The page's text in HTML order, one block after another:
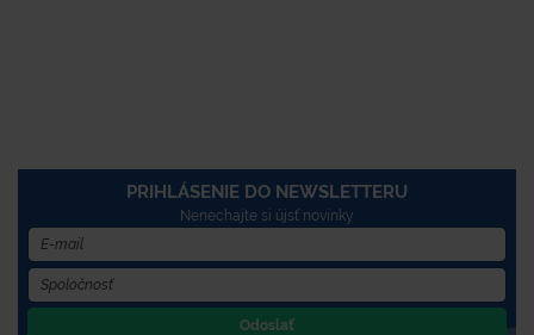
PRIHLÁSENIE DO NEWSLETTERU
Nenechajte si újsť novinky
Odoslať